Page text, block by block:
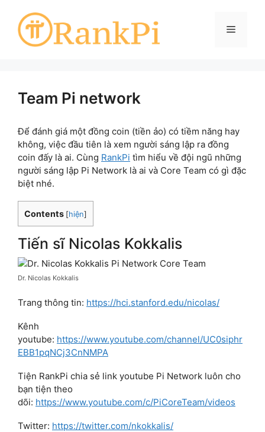
content
Menu
Team Pi network
Để đánh giá một đồng coin (tiền ảo) có tiềm năng hay
không, việc đầu tiên là xem người sáng lập ra đồng
coin đấy là ai. Cùng RankPi tìm hiểu về đội ngũ những
người sáng lập Pi Network là ai và Core Team có gì đặc
biệt nhé.
Contents [hiện]
Tiến sĩ Nicolas Kokkalis
Dr. Nicolas Kokkalis
Trang thông tin: https://hci.stanford.edu/nicolas/
Kênh
youtube: https://www.youtube.com/channel/UC0siphr
EBB1pqNCj3CnNMPA
Tiện RankPi chia sẻ link youtube Pi Network luôn cho
bạn tiện theo
dõi: https://www.youtube.com/c/PiCoreTeam/videos
Twitter: https://twitter.com/nkokkalis/